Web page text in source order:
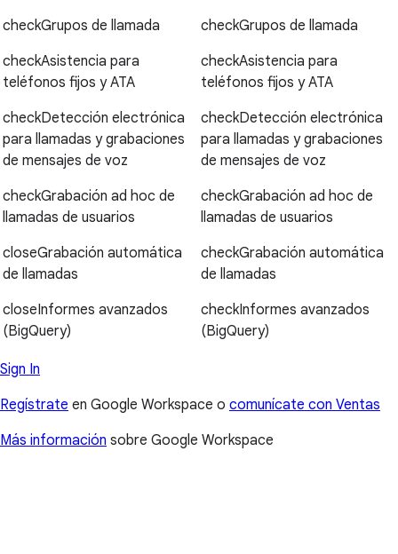
checkGrupos de llamada
checkAsistencia para
teléfonos fijos y ATA
checkDetección electrónica
para llamadas y grabaciones
de mensajes de voz
checkGrabación ad hoc de
llamadas de usuarios
closeGrabación automática
de llamadas
closeInformes avanzados
(BigQuery)
checkGrupos de llamada
checkAsistencia para
teléfonos fijos y ATA
checkDetección electrónica
para llamadas y grabaciones
de mensajes de voz
checkGrabación ad hoc de
llamadas de usuarios
checkGrabación automática
de llamadas
checkInformes avanzados
(BigQuery)
Sign In
Regístrate en Google Workspace o comunícate con Ventas
Más información sobre Google Workspace